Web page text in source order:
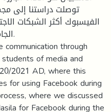
توصلت دراستنا إلى
الفيسبوك أكثر الشبكات
through
of media and
2021 AD, where this
for using Facebook during
where we discussed
for Facebook during the